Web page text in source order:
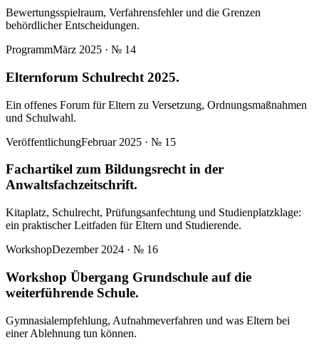
Bewertungsspielraum, Verfahrensfehler und die Grenzen
behördlicher Entscheidungen.
ProgrammMärz 2025 · № 14
Elternforum Schulrecht 2025.
Ein offenes Forum für Eltern zu Versetzung, Ordnungsmaßnahmen
und Schulwahl.
VeröffentlichungFebruar 2025 · № 15
Fachartikel zum Bildungsrecht in der
Anwaltsfachzeitschrift.
Kitaplatz, Schulrecht, Prüfungsanfechtung und Studienplatzklage:
ein praktischer Leitfaden für Eltern und Studierende.
WorkshopDezember 2024 · № 16
Workshop Übergang Grundschule auf die
weiterführende Schule.
Gymnasialempfehlung, Aufnahmeverfahren und was Eltern bei
einer Ablehnung tun können.